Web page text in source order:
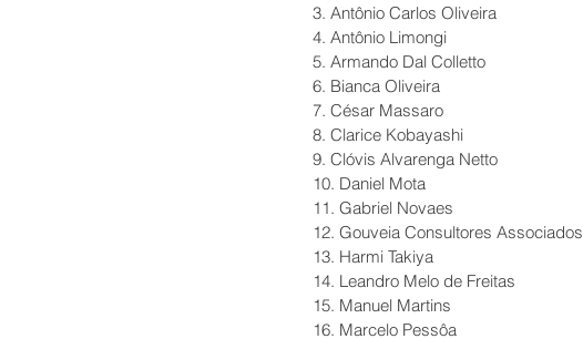
3. Antônio Carlos Oliveira
4. Antônio Limongi
5. Armando Dal Colletto
6. Bianca Oliveira
7. César Massaro
8. Clarice Kobayashi
9. Clóvis Alvarenga Netto
10. Daniel Mota
11. Gabriel Novaes
12. Gouveia Consultores Associados
13. Harmi Takiya
14. Leandro Melo de Freitas
15. Manuel Martins
16. Marcelo Pessôa